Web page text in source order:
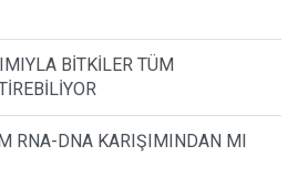
BİTKİLER TÜM
RNA-DNA KARIŞIMINDAN MI